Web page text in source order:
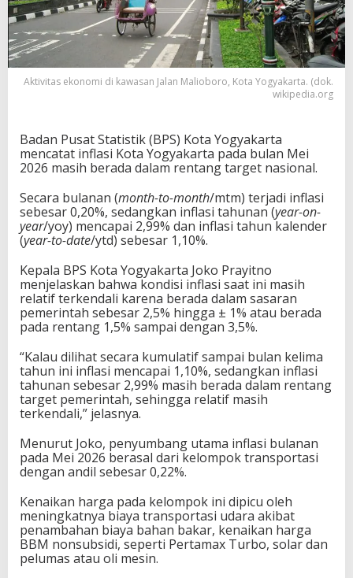
Aktivitas ekonomi di kawasan Jalan Malioboro, Kota Yogyakarta. (dok.
wikipedia.org
Badan Pusat Statistik (BPS) Kota Yogyakarta
mencatat inflasi Kota Yogyakarta pada bulan Mei
2026 masih berada dalam rentang target nasional.
Secara bulanan (month-to-month/mtm) terjadi inflasi
sebesar 0,20%, sedangkan inflasi tahunan (year-on-
year/yoy) mencapai 2,99% dan inflasi tahun kalender
(year-to-date/ytd) sebesar 1,10%.
Kepala BPS Kota Yogyakarta Joko Prayitno
menjelaskan bahwa kondisi inflasi saat ini masih
relatif terkendali karena berada dalam sasaran
pemerintah sebesar 2,5% hingga ± 1% atau berada
pada rentang 1,5% sampai dengan 3,5%.
“Kalau dilihat secara kumulatif sampai bulan kelima
tahun ini inflasi mencapai 1,10%, sedangkan inflasi
tahunan sebesar 2,99% masih berada dalam rentang
target pemerintah, sehingga relatif masih
terkendali,” jelasnya.
Menurut Joko, penyumbang utama inflasi bulanan
pada Mei 2026 berasal dari kelompok transportasi
dengan andil sebesar 0,22%.
Kenaikan harga pada kelompok ini dipicu oleh
meningkatnya biaya transportasi udara akibat
penambahan biaya bahan bakar, kenaikan harga
BBM nonsubsidi, seperti Pertamax Turbo, solar dan
pelumas atau oli mesin.